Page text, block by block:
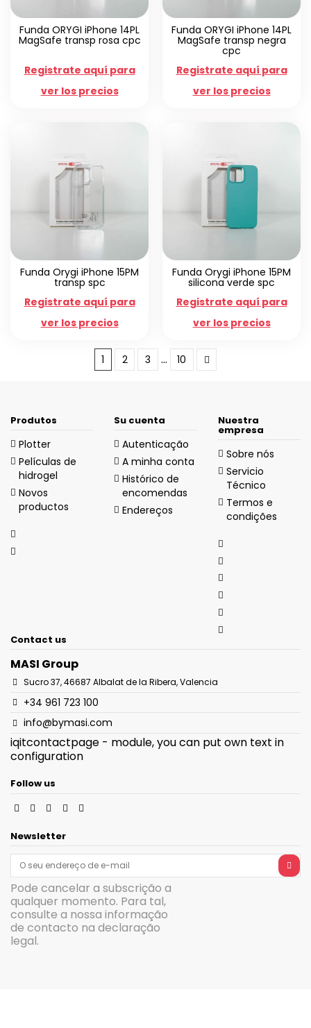
Funda ORYGI iPhone 14PL
MagSafe transp rosa cpc
Registrate aquí para
ver los precios
Funda ORYGI iPhone 14PL
MagSafe transp negra
cpc
Registrate aquí para
ver los precios
Funda Orygi iPhone 15PM
transp spc
Registrate aquí para
ver los precios
Funda Orygi iPhone 15PM
silicona verde spc
Registrate aquí para
ver los precios
1 2 3 … 10
Produtos
Plotter
Películas de
hidrogel
Novos
productos
Su cuenta
Autenticação
A minha conta
Histórico de
encomendas
Endereços
Nuestra
empresa
Sobre nós
Servicio
Técnico
Termos e
condições
Contact us
MASI Group
Sucro 37, 46687 Albalat de la Ribera, Valencia
+34 961 723 100
info@bymasi.com
iqitcontactpage - module, you can put own text in
configuration
Follow us
Newsletter
Pode cancelar a subscrição a
qualquer momento. Para tal,
consulte a nossa informação
de contacto na declaração
legal.